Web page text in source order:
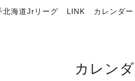
北海道Jrリーグ
LINK カレンダー
カレン